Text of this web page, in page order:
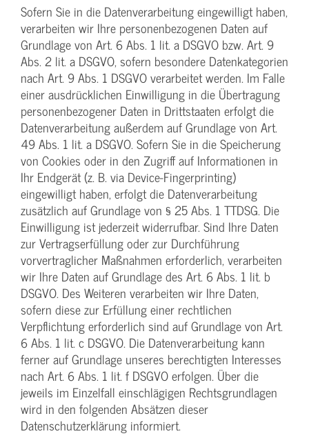
Sofern Sie in die Datenverarbeitung eingewilligt haben,
verarbeiten wir Ihre personenbezogenen Daten auf
Grundlage von Art. 6 Abs. 1 lit. a DSGVO bzw. Art. 9
Abs. 2 lit. a DSGVO, sofern besondere Datenkategorien
nach Art. 9 Abs. 1 DSGVO verarbeitet werden. Im Falle
einer ausdrücklichen Einwilligung in die Übertragung
personenbezogener Daten in Drittstaaten erfolgt die
Datenverarbeitung außerdem auf Grundlage von Art.
49 Abs. 1 lit. a DSGVO. Sofern Sie in die Speicherung
von Cookies oder in den Zugriff auf Informationen in
Ihr Endgerät (z. B. via Device-Fingerprinting)
eingewilligt haben, erfolgt die Datenverarbeitung
zusätzlich auf Grundlage von § 25 Abs. 1 TTDSG. Die
Einwilligung ist jederzeit widerrufbar. Sind Ihre Daten
zur Vertragserfüllung oder zur Durchführung
vorvertraglicher Maßnahmen erforderlich, verarbeiten
wir Ihre Daten auf Grundlage des Art. 6 Abs. 1 lit. b
DSGVO. Des Weiteren verarbeiten wir Ihre Daten,
sofern diese zur Erfüllung einer rechtlichen
Verpflichtung erforderlich sind auf Grundlage von Art.
6 Abs. 1 lit. c DSGVO. Die Datenverarbeitung kann
ferner auf Grundlage unseres berechtigten Interesses
nach Art. 6 Abs. 1 lit. f DSGVO erfolgen. Über die
jeweils im Einzelfall einschlägigen Rechtsgrundlagen
wird in den folgenden Absätzen dieser
Datenschutzerklärung informiert.